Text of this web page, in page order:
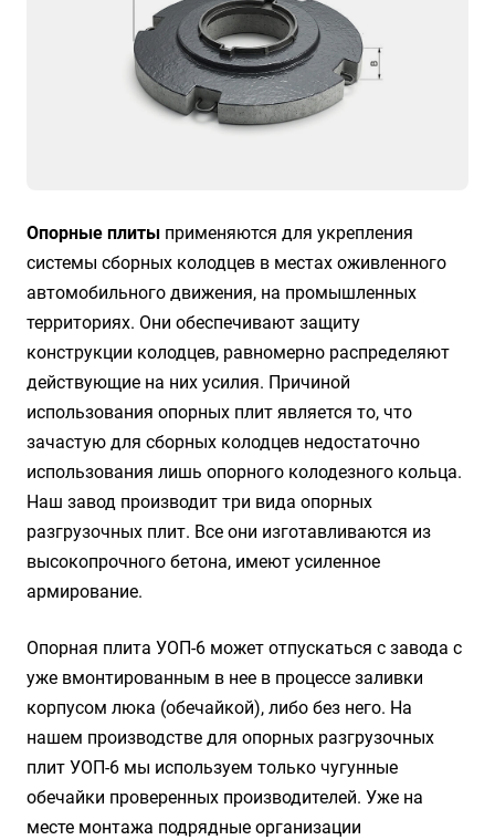
Опорные плиты применяются для укрепления
системы сборных колодцев в местах оживленного
автомобильного движения, на промышленных
территориях. Они обеспечивают защиту
конструкции колодцев, равномерно распределяют
действующие на них усилия. Причиной
использования опорных плит является то, что
зачастую для сборных колодцев недостаточно
использования лишь опорного колодезного кольца.
Наш завод производит три вида опорных
разгрузочных плит. Все они изготавливаются из
высокопрочного бетона, имеют усиленное
армирование.
Опорная плита УОП-6 может отпускаться с завода с
уже вмонтированным в нее в процессе заливки
корпусом люка (обечайкой), либо без него. На
нашем производстве для опорных разгрузочных
плит УОП-6 мы используем только чугунные
обечайки проверенных производителей. Уже на
месте монтажа подрядные организации